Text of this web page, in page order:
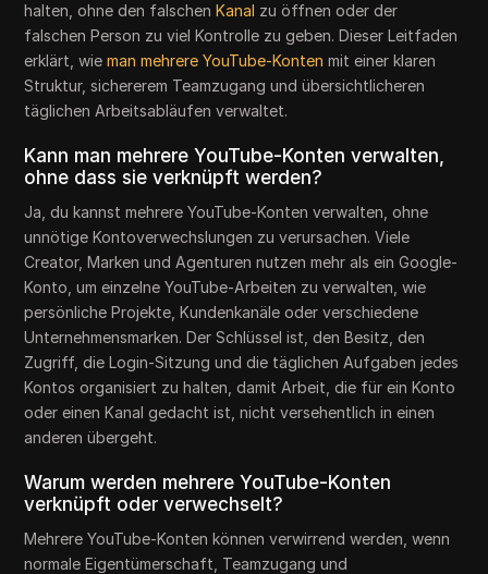
halten, ohne den falschenKanal zu öffnen oder der
falschen Person zu viel Kontrolle zu geben. Dieser Leitfaden
erklärt, wieman mehrere YouTube-Konten mit einer klaren
Struktur, sichererem Teamzugang und übersichtlicheren
täglichen Arbeitsabläufen verwaltet.
Kann man mehrere YouTube-Konten verwalten,
ohne dass sie verknüpft werden?
Ja, du kannst mehrere YouTube-Konten verwalten, ohne
unnötige Kontoverwechslungen zu verursachen. Viele
Creator, Marken und Agenturen nutzen mehr als ein Google-
Konto, um einzelne YouTube-Arbeiten zu verwalten, wie
persönliche Projekte, Kundenkanäle oder verschiedene
Unternehmensmarken. Der Schlüssel ist, den Besitz, den
Zugriff, die Login-Sitzung und die täglichen Aufgaben jedes
Kontos organisiert zu halten, damit Arbeit, die für ein Konto
oder einen Kanal gedacht ist, nicht versehentlich in einen
anderen übergeht.
Warum werden mehrere YouTube-Konten
verknüpft oder verwechselt?
Mehrere YouTube-Konten können verwirrend werden, wenn
normale Eigentümerschaft, Teamzugang und